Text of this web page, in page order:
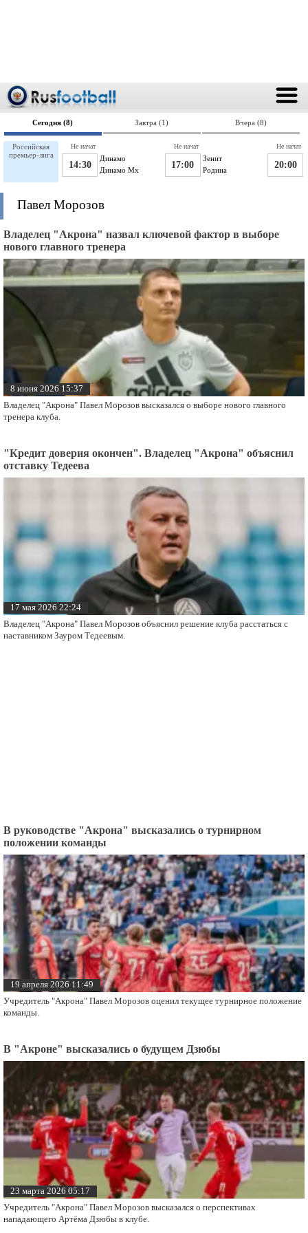
Сегодня (8) Завтра (1) Вчера (8)
Российская
премьер-лига
Динамо
14:30 Динамо Мх
Не начат
Зенит
17:00 Родина
Не начат
20:00
Не начат
Павел Морозов
Владелец "Акрона" назвал ключевой фактор в выборе
нового главного тренера
8 июня 2026 15:37
Владелец "Акрона" Павел Морозов высказался о выборе нового главного
тренера клуба.
"Кредит доверия окончен". Владелец "Акрона" объяснил
отставку Тедеева
17 мая 2026 22:24
Владелец "Акрона" Павел Морозов объяснил решение клуба расстаться с
наставником Зауром Тедеевым.
В руководстве "Акрона" высказались о турнирном
положении команды
19 апреля 2026 11:49
Учредитель "Акрона" Павел Морозов оценил текущее турнирное положение
команды.
В "Акроне" высказались о будущем Дзюбы
23 марта 2026 05:17
Учредитель "Акрона" Павел Морозов высказался о перспективах
нападающего Артёма Дзюбы в клубе.